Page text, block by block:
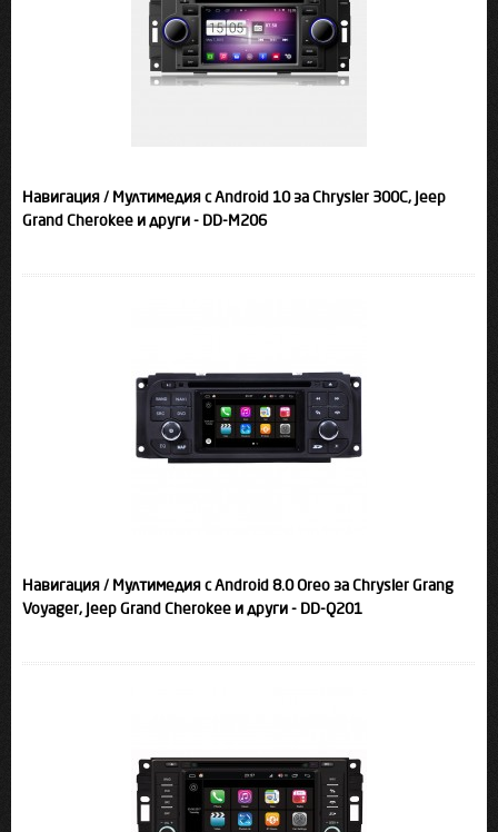
Навигация / Мултимедия с Android 10 за Chrysler 300C, Jeep
Grand Cherokee и други - DD-M206
Навигация / Мултимедия с Android 8.0 Oreo за Chrysler Grang
Voyager, Jeep Grand Cherokee и други - DD-Q201